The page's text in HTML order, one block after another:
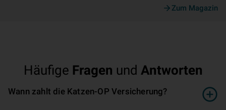
Zum Magazin
Häufige Fragen und Antworten
Wann zahlt die Katzen-OP Versicherung?